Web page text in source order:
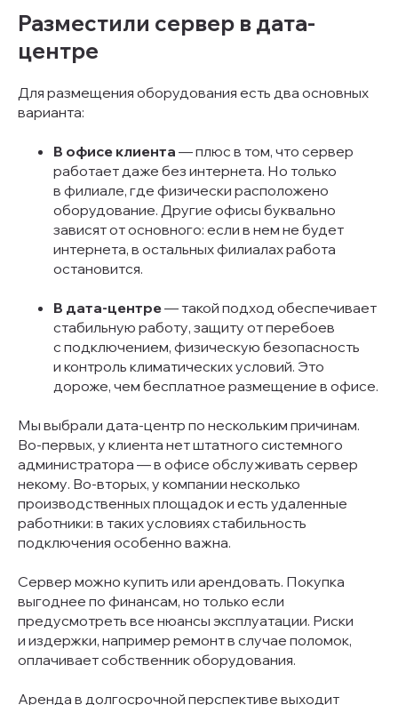
Разместили сервер в дата-
центре
Для размещения оборудования есть два основных
варианта:
В офисе клиента — плюс в том, что сервер
работает даже без интернета. Но только
в филиале, где физически расположено
оборудование. Другие офисы буквально
зависят от основного: если в нем не будет
интернета, в остальных филиалах работа
остановится.
В дата-центре— такой подход обеспечивает
стабильную работу, защиту от перебоев
с подключением, физическую безопасность
и контроль климатических условий. Это
дороже, чем бесплатное размещение в офисе.
Мы выбрали дата-центр по нескольким причинам.
Во-первых, у клиента нет штатного системного
администратора — в офисе обслуживать сервер
некому. Во-вторых, у компании несколько
производственных площадок и есть удаленные
работники: в таких условиях стабильность
подключения особенно важна.
Сервер можно купить или арендовать. Покупка
выгоднее по финансам, но только если
предусмотреть все нюансы эксплуатации. Риски
и издержки, например ремонт в случае поломок,
оплачивает собственник оборудования.
Аренда в долгосрочной перспективе выходит